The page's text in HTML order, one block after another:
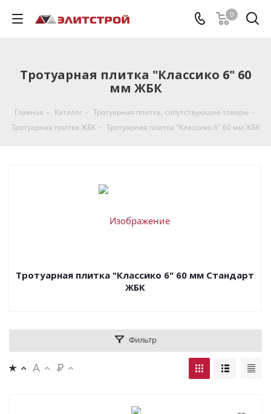
0
Тротуарная плитка "Классико 6" 60
мм ЖБК
Главная - Каталог - Тротуарная плитка, cопутствующие товары -
Тротуарная плитка ЖБК - Тротуарная плитка "Классико 6" 60 мм ЖБК
Тротуарная плитка "Классико 6" 60 мм Стандарт
ЖБК
Фильтр